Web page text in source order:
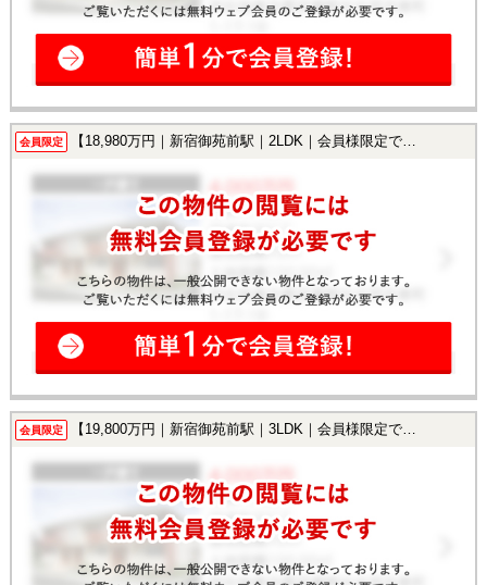
会員限定 【18,980万円｜新宿御苑前駅｜2LDK｜会員様限定で公開中！】
会員限定 【19,800万円｜新宿御苑前駅｜3LDK｜会員様限定で公開中！】